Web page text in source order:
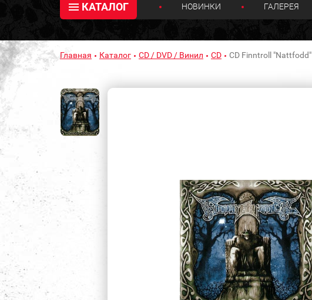
КАТАЛОГ НОВИНКИ ГАЛЕРЕЯ
Главная Каталог CD / DVD / Винил CD CD Finntroll "Nattfodd"